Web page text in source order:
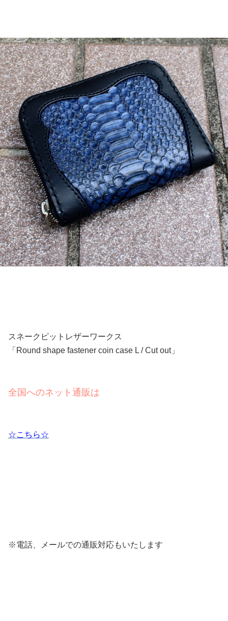
スネークピットレザーワークス
「Round shape fastener coin case L / Cut out」
全国へのネット通販は
☆こちら☆
※電話、メールでの通販対応もいたします